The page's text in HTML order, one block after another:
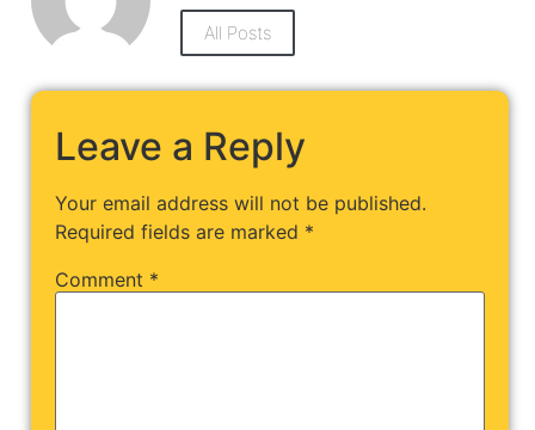
All Posts
Leave a Reply
Your email address will not be published.
Required fields are marked *
Comment *